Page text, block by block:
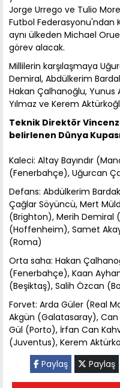
Jorge Urrego ve Tulio
Futbol Federasyonu'ndan
aynı ülkeden Michael
görev alacak.
Millilerin karşılaşmaya
Demiral, Abdülkerim
Hakan Çalhanoğlu, Yunus
Yılmaz ve Kerem
Teknik Direktör
belirlenen Dünya
Kaleci: Altay Bayındır
(Fenerbahçe), Uğurcan
Defans: Abdülkerim
Çağlar Söyüncü, Mert
(Brighton), Merih Demiral
(Hoffenheim), Samet
(Roma)
Orta saha: Hakan
(Fenerbahçe), Kaan
(Beşiktaş), Salih Özcan
Forvet: Arda Güler (Real
Akgün (Galatasaray),
Gül (Porto), İrfan Can
(Juventus), Kerem
Paylaş
Paylaş